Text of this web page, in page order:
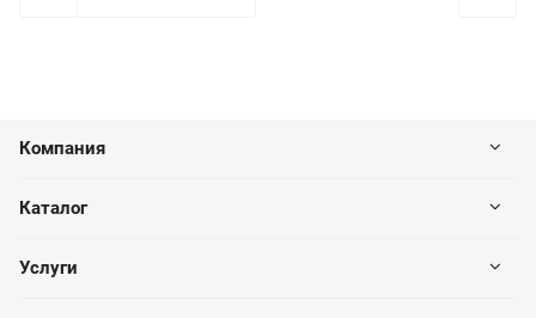
Компания
Каталог
Услуги